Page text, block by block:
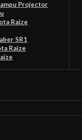
Projector
Raize
SR1
Raize